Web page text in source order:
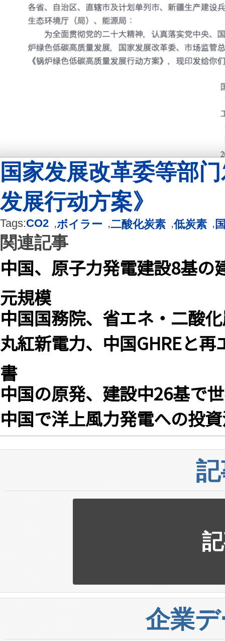
国家发展改革委等部
发展行动方案》
Tags:CO2 ,ボイラー ,二酸化炭素 ,低炭素 ,
関連記事
中国、原子力発電建設8基
元規模
中国国務院、省エネ・二酸
丸紅新電力、中国GHREと
書
中国の原発、建設中26基で
中国で洋上風力発電への投
企業